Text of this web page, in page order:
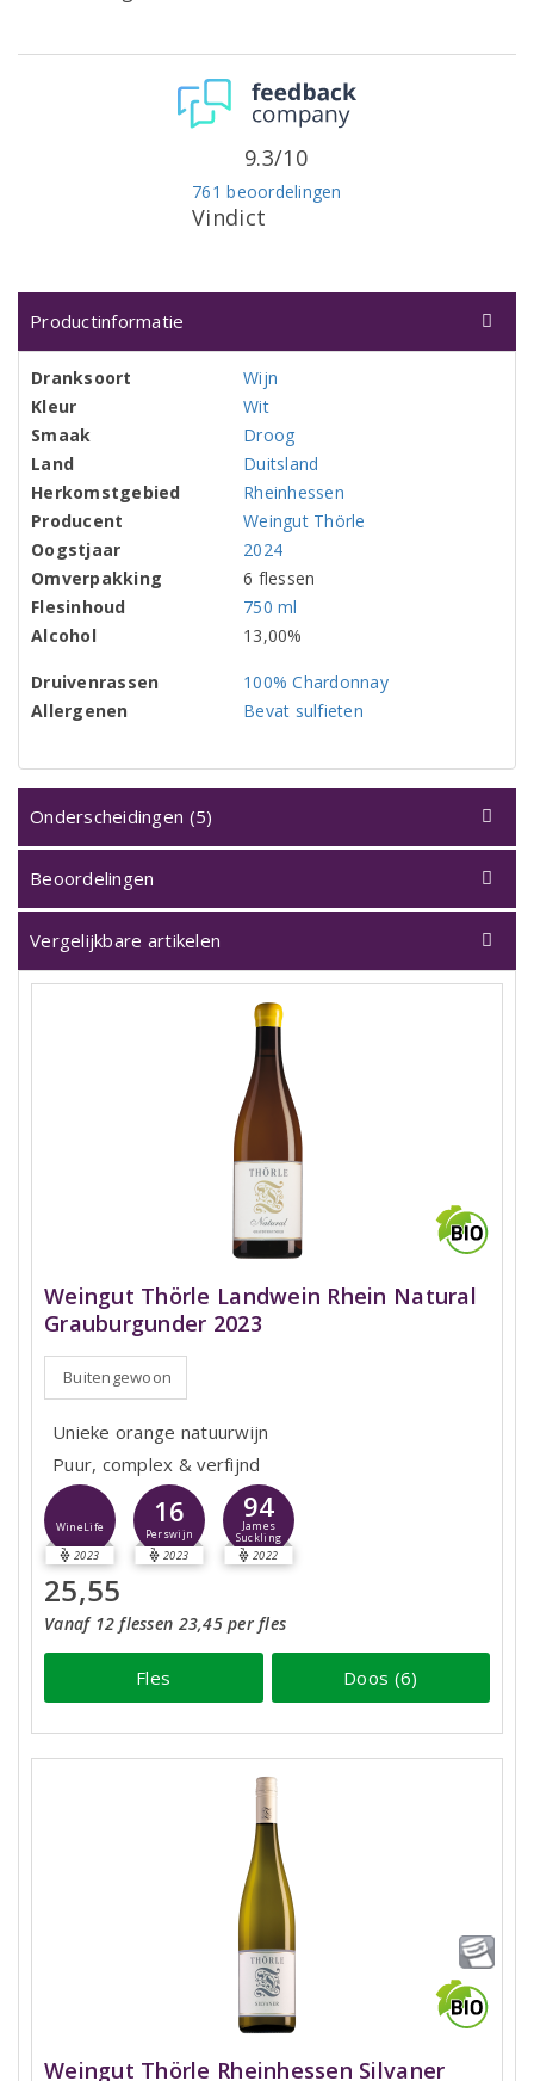
Vindict
761 beoordelingen
9.3/10
Productinformatie
Dranksoort
Wijn
Kleur
Wit
Smaak
Droog
Land
Duitsland
Herkomstgebied
Rheinhessen
Producent
Weingut Thörle
Oogstjaar
2024
Omverpakking
6 flessen
Flesinhoud
750 ml
Alcohol
13,00%
Druivenrassen
100% Chardonnay
Allergenen
Bevat sulfieten
Onderscheidingen (5)
Beoordelingen
Vergelijkbare artikelen
Weingut Thörle Landwein Rhein Natural
Grauburgunder 2023
Buitengewoon
Unieke orange natuurwijn
Puur, complex & verfijnd
WineLife
2023
16
Perswijn
2023
94
James
Suckling
2022
25,55
Vanaf 12 flessen 23,45 per fles
Fles Doos (6)
Weingut Thörle Rheinhessen Silvaner